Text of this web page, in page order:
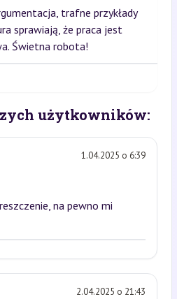
trafne przykłady
sprawiają, że praca jest
Świetna robota!
użytkowników:
1.04.2025 o 6:39
na pewno mi
2.04.2025 o 21:43